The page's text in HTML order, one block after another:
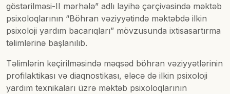
göstərilməsi-II mərhələ” adlı layihə çərçivəsində məktəb
psixoloqlarının “Böhran vəziyyətində məktəbdə ilkin
psixoloji yardım bacarıqları” mövzusunda ixtisasartırma
təlimlərinə başlanılıb.
Təlimlərin keçirilməsində məqsəd böhran vəziyyətlərinin
profilaktikası və diaqnostikası, eləcə də ilkin psixoloji
yardım texnikaları üzrə məktəb psixoloqlarının